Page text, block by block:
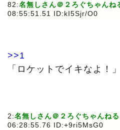
82:名無しさん＠２ろぐちゃんね
08:55:51.51 ID:kI5Sjr/O0
>>1
「ロケットでイキなよ！」
2:名無しさん＠２ろぐちゃんねる
06:28:55.76 ID:+9ri5MsG0